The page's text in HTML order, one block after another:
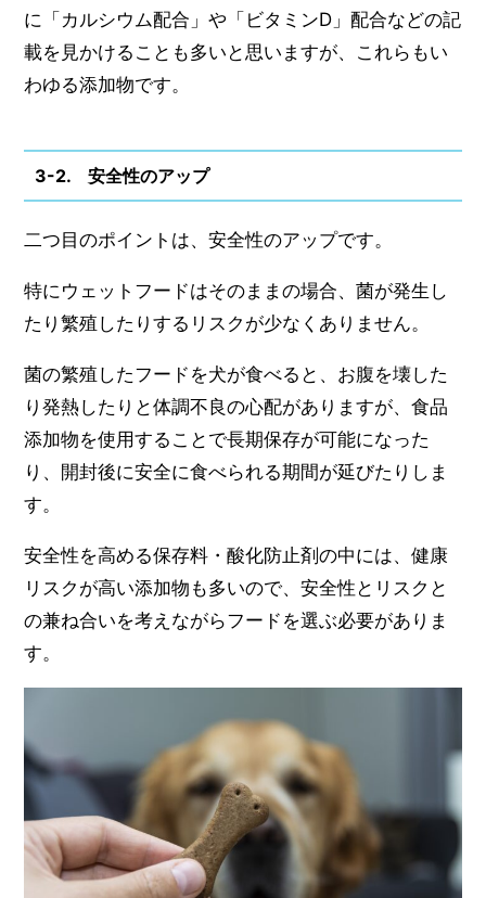
に「カルシウム配合」や「ビタミンD」配合などの記
載を見かけることも多いと思いますが、これらもい
わゆる添加物です。
3-2. 安全性のアップ
二つ目のポイントは、安全性のアップです。
特にウェットフードはそのままの場合、菌が発生し
たり繁殖したりするリスクが少なくありません。
菌の繁殖したフードを犬が食べると、お腹を壊した
り発熱したりと体調不良の心配がありますが、食品
添加物を使用することで長期保存が可能になった
り、開封後に安全に食べられる期間が延びたりしま
す。
安全性を高める保存料・酸化防止剤の中には、健康
リスクが高い添加物も多いので、安全性とリスクと
の兼ね合いを考えながらフードを選ぶ必要がありま
す。